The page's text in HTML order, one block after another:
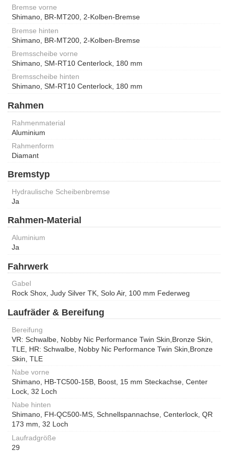
Bremse vorne
Shimano, BR-MT200, 2-Kolben-Bremse
Bremse hinten
Shimano, BR-MT200, 2-Kolben-Bremse
Bremsscheibe vorne
Shimano, SM-RT10 Centerlock, 180 mm
Bremsscheibe hinten
Shimano, SM-RT10 Centerlock, 180 mm
Rahmen
Rahmenmaterial
Aluminium
Rahmenform
Diamant
Bremstyp
Hydraulische Scheibenbremse
Ja
Rahmen-Material
Aluminium
Ja
Fahrwerk
Gabel
Rock Shox, Judy Silver TK, Solo Air, 100 mm Federweg
Laufräder & Bereifung
Bereifung
VR: Schwalbe, Nobby Nic Performance Twin Skin,Bronze Skin,
TLE, HR: Schwalbe, Nobby Nic Performance Twin Skin,Bronze
Skin, TLE
Nabe vorne
Shimano, HB-TC500-15B, Boost, 15 mm Steckachse, Center
Lock, 32 Loch
Nabe hinten
Shimano, FH-QC500-MS, Schnellspannachse, Centerlock, QR
173 mm, 32 Loch
Laufradgröße
29